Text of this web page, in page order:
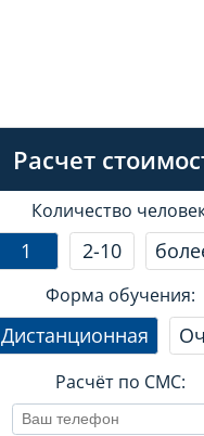
Расчет
Количество
1 2-10
Форма обучения:
Дистанционная
Расчёт по СМС: